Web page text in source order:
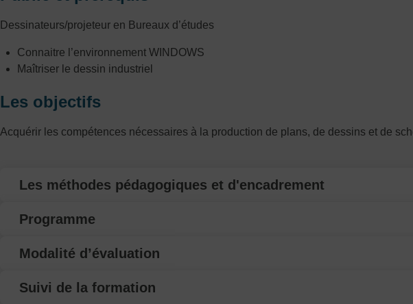
Dessinateurs/projeteur en Bureaux d’études
Connaitre l’environnement WINDOWS
Maîtriser le dessin industriel
Les objectifs
Acquérir les compétences nécessaires à la production de plans, de dessins et de
Les méthodes pédagogiques et d'encadrement
Programme
Modalité d’évaluation
Suivi de la formation